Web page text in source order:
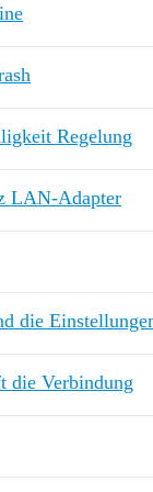
Regelung
LAN-Adapter
die
die Verbindung